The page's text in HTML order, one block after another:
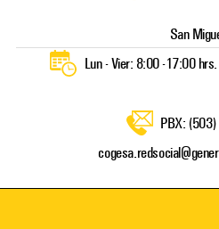
San
Lun - Vier: 8:00 -17:00
PBX: